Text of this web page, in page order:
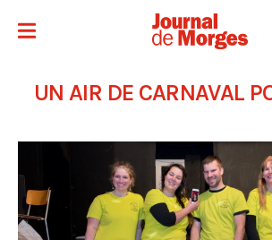
UN AIR DE CARNAVAL